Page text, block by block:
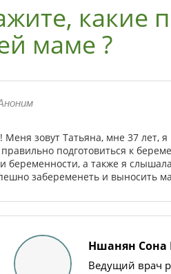
какие
маме ?
Меня зовут Татьяна, мне 37
подготовиться к
беременности, а также я
забеременеть и выносить
Ншанян Сона
Ведущий врач